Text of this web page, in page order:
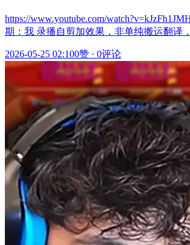
https://www.youtube.com/
期：我 录播自剪加效果，非单纯搬运翻译
2026-05-25 02:100赞 · 0评论